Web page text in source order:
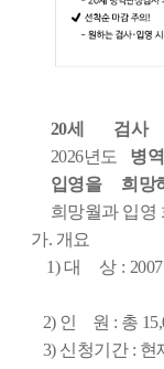
20세 검
2026년도 병
입영을 희망
희망월과 입영
가. 개요
1) 대 상 : 2007
2) 인 원 : 총
3) 신청기간 : 현